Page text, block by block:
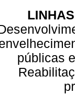
públicas